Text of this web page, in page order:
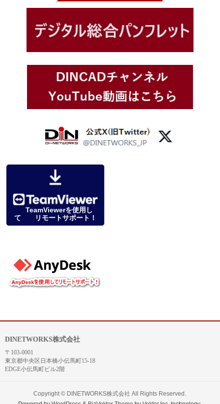
TeamViewerを使用し
て リモートサポート！
DINETWORKS株式会社
〒103-0001
東京都中央区日本橋小伝馬町15-18
EDGE小伝馬町ビル2階
Copyright © DINETWORKS株式会社 All Rights Reserved.